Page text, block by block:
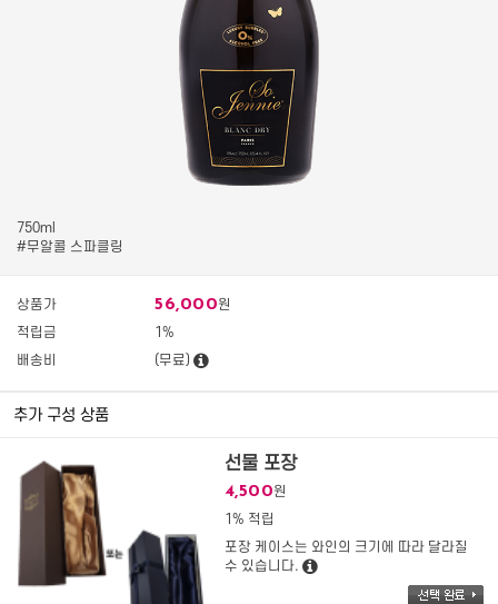
750ml
#무알콜 스파클링
상품가 56,000원
적립금
1%
배송비
(무료)
추가 구성 상품
선물 포장
4,500원
1% 적립
포장 케이스는 와인의 크기에 따라 달라질
수 있습니다.